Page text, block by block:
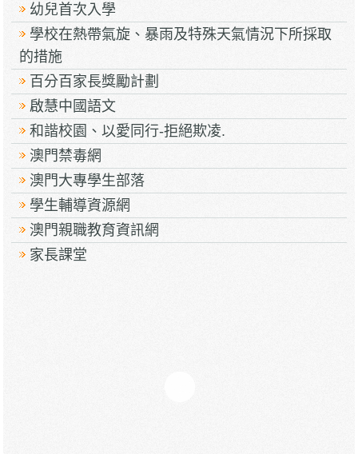
幼兒首次入學
學校在熱帶氣旋、暴雨及特殊天氣情況下所採取
的措施
百分百家長獎勵計劃
啟慧中國語文
和諧校園、以愛同行-拒絕欺凌.
澳門禁毒網
澳門大專學生部落
學生輔導資源網
澳門親職教育資訊網
家長課堂